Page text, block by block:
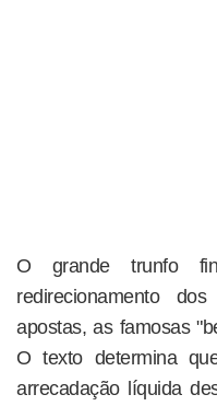
O grande trunfo
redirecionamento
apostas, as famosas
O texto determina
arrecadação líquida